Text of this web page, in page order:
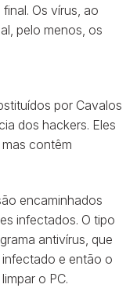
Os vírus, ao
pelo menos, os
por Cavalos
dos hackers. Eles
contêm
encaminhados
infectados. O tipo
antivírus, que
e então o
o PC.